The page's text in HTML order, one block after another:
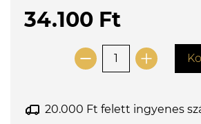
34.100 Ft
20.000 Ft felett ingyenes